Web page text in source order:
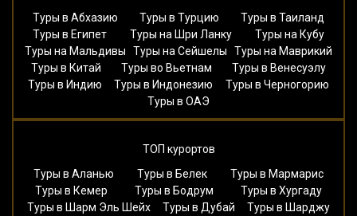
Туры в Абхазию
Туры в Турцию
Туры в Таиланд
Туры в Египет
Туры на Шри Ланку
Туры на Кубу
Туры на Мальдивы
Туры на Сейшелы
Туры на Маврикий
Туры в Китай
Туры во Вьетнам
Туры в Венесуэлу
Туры в Индию
Туры в Индонезию
Туры в Черногорию
Туры в ОАЭ
ТОП курортов
Туры в Аланью
Туры в Белек
Туры в Мармарис
Туры в Кемер
Туры в Бодрум
Туры в Хургаду
Туры в Шарм Эль Шейх
Туры в Дубай
Туры в Шарджу